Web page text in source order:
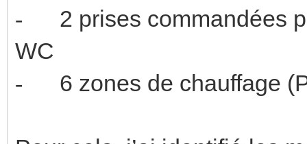
-
2 prises commandées
- 6 zones de chauffage